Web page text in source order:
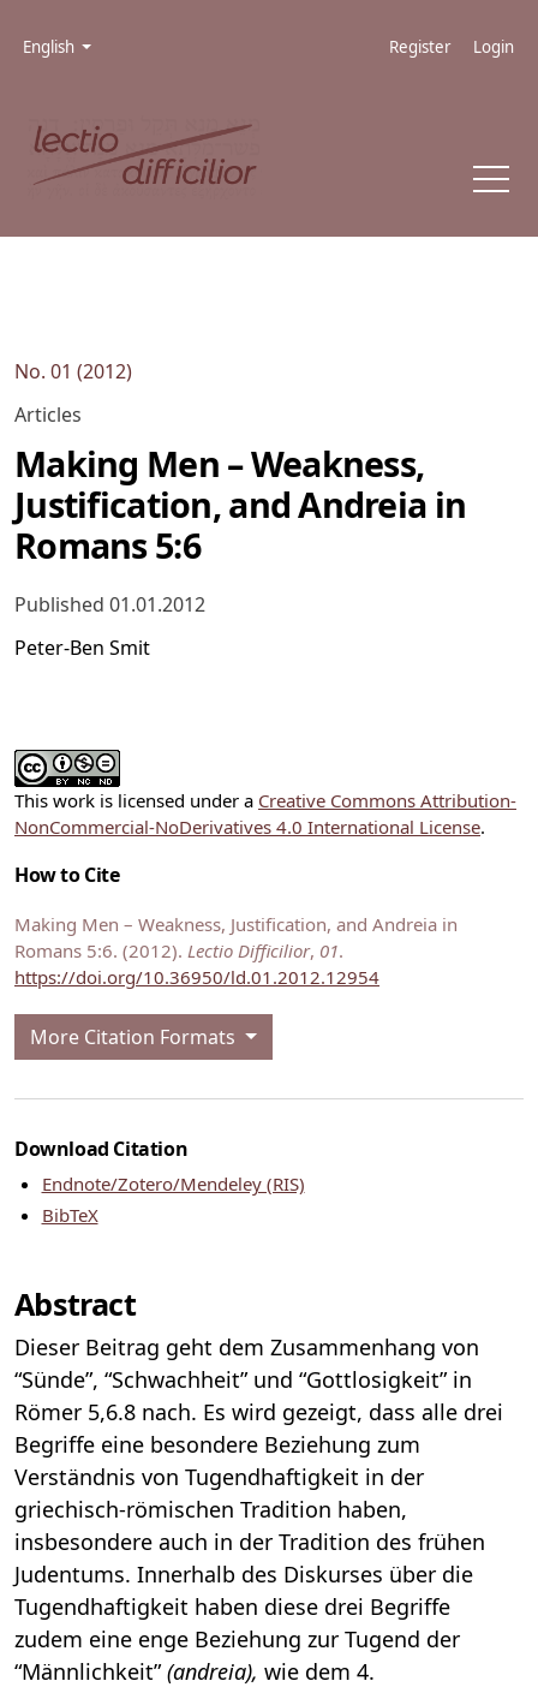
Language
English
Admin menu Register Login
No. 01 (2012)
Articles
Making Men – Weakness,
Justification, and Andreia in
Romans 5:6
Published 01.01.2012
Peter-Ben Smit
This work is licensed under a Creative Commons Attribution-
NonCommercial-NoDerivatives 4.0 International License.
How to Cite
Making Men – Weakness, Justification, and Andreia in
Romans 5:6. (2012). Lectio Difficilior, 01.
https://doi.org/10.36950/ld.01.2012.12954
More Citation Formats
Download Citation
Endnote/Zotero/Mendeley (RIS)
BibTeX
Abstract
Dieser Beitrag geht dem Zusammenhang von
“Sünde”, “Schwachheit” und “Gottlosigkeit” in
Römer 5,6.8 nach. Es wird gezeigt, dass alle drei
Begriffe eine besondere Beziehung zum
Verständnis von Tugendhaftigkeit in der
griechisch-römischen Tradition haben,
insbesondere auch in der Tradition des frühen
Judentums. Innerhalb des Diskurses über die
Tugendhaftigkeit haben diese drei Begriffe
zudem eine enge Beziehung zur Tugend der
“Männlichkeit”(andreia), wie dem 4.